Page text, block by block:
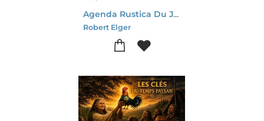
Agenda Rustica Du Jardin (edition 2026)
Robert Elger